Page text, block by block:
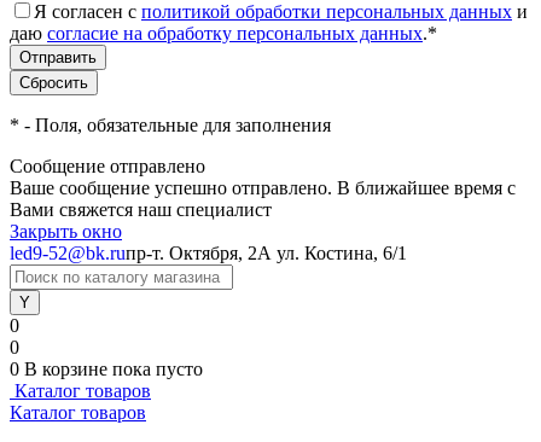
Я согласен с политикой обработки персональных данных и
даю согласие на обработку персональных данных.*
* - Поля, обязательные для заполнения
Сообщение отправлено
Ваше сообщение успешно отправлено. В ближайшее время с
Вами свяжется наш специалист
Закрыть окно
led9-52@bk.ruпр-т. Октября, 2А ул. Костина, 6/1
0
0
0 В корзине пока пусто
Каталог товаров
Каталог товаров